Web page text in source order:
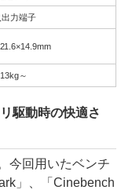
力端子
～
駆動時の快適さ
今回用いたベンチ
」、「Cinebench